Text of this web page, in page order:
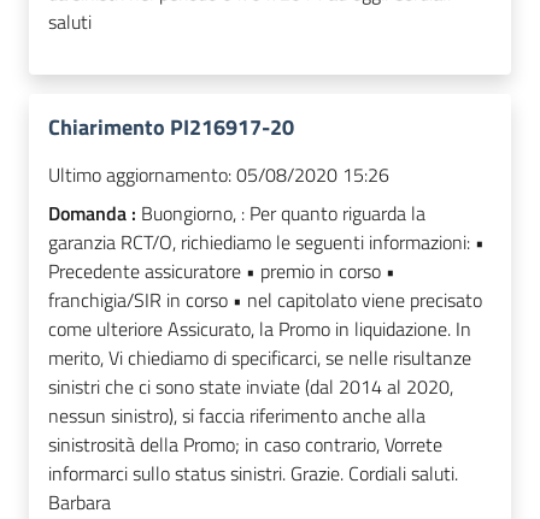
saluti
Chiarimento PI216917-20
Ultimo aggiornamento:05/08/2020 15:26
Domanda : Buongiorno, : Per quanto riguarda la
garanzia RCT/O, richiediamo le seguenti informazioni: •
Precedente assicuratore • premio in corso •
franchigia/SIR in corso • nel capitolato viene precisato
come ulteriore Assicurato, la Promo in liquidazione. In
merito, Vi chiediamo di specificarci, se nelle risultanze
sinistri che ci sono state inviate (dal 2014 al 2020,
nessun sinistro), si faccia riferimento anche alla
sinistrosità della Promo; in caso contrario, Vorrete
informarci sullo status sinistri. Grazie. Cordiali saluti.
Barbara